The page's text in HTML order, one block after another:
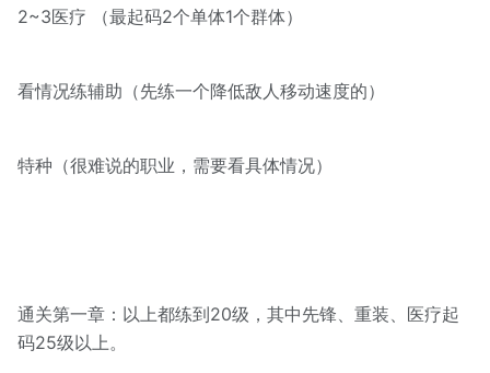
2~3医疗 （最起码2个单体1个群体）
看情况练辅助（先练一个降低敌人移动速度的）
特种（很难说的职业，需要看具体情况）
通关第一章：以上都练到20级，其中先锋、重装、医疗起
码25级以上。